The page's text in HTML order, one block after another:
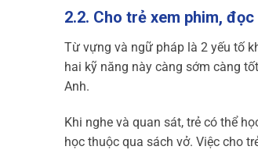
2.2. Cho trẻ xem phim,
Từ vựng và ngữ pháp là 2 yếu tố
hai kỹ năng này càng sớm càng
Anh.
Khi nghe và quan sát, trẻ có thể
học thuộc qua sách vở. Việc cho